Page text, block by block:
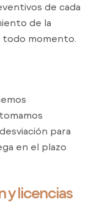
de cada
de la
todo momento.
para
en el plazo
y licencias